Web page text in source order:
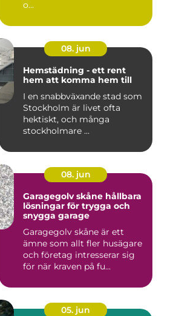
o...
08. jun
Hemstädning - ett rent
hem att komma hem till
I en snabbväxande stad som
Stockholm är livet ofta
hektiskt, och många
stockholmare ...
08. jun
Garagegolv skåne hållbara
lösningar för trygga och
snygga garage
Garagegolv skåne är ett
ämne som allt fler husägare
och företag intresserar sig
för när kraven på fu...
05. jun